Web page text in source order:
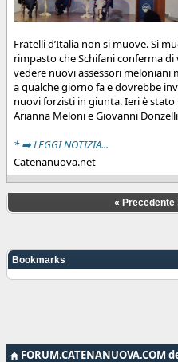
Fratelli d’Italia non si muove. Si
rimpasto che Schifani conferma
vedere nuovi assessori
a qualche giorno fa e dovrebbe
nuovi forzisti in giunta. Ieri è stato
Arianna Meloni e Giovanni
* ➡️ LEGGI NOTIZIA...
Catenanuova.net
« Precedente
Bookmarks
FORUM.CATENANUOVA.COM